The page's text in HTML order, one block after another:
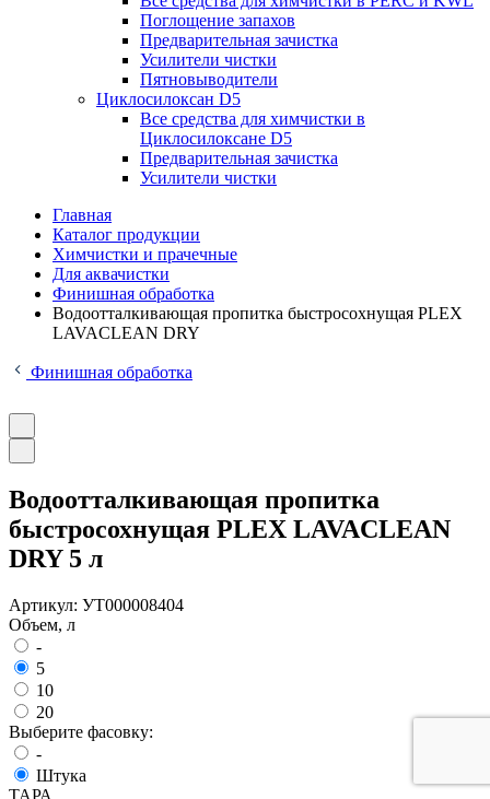
Поглощение запахов
Предварительная зачистка
Усилители чистки
Пятновыводители
Циклосилоксан D5
Все средства для химчистки в
Циклосилоксане D5
Предварительная зачистка
Усилители чистки
Главная
Каталог продукции
Химчистки и прачечные
Для аквачистки
Финишная обработка
Водоотталкивающая пропитка быстросохнущая PLEX
LAVACLEAN DRY
Финишная обработка
Водоотталкивающая пропитка
быстросохнущая PLEX LAVACLEAN
DRY 5 л
Артикул: УТ000008404
Объем, л
-
5
10
20
Выберите фасовку:
-
Штука
ТАРА